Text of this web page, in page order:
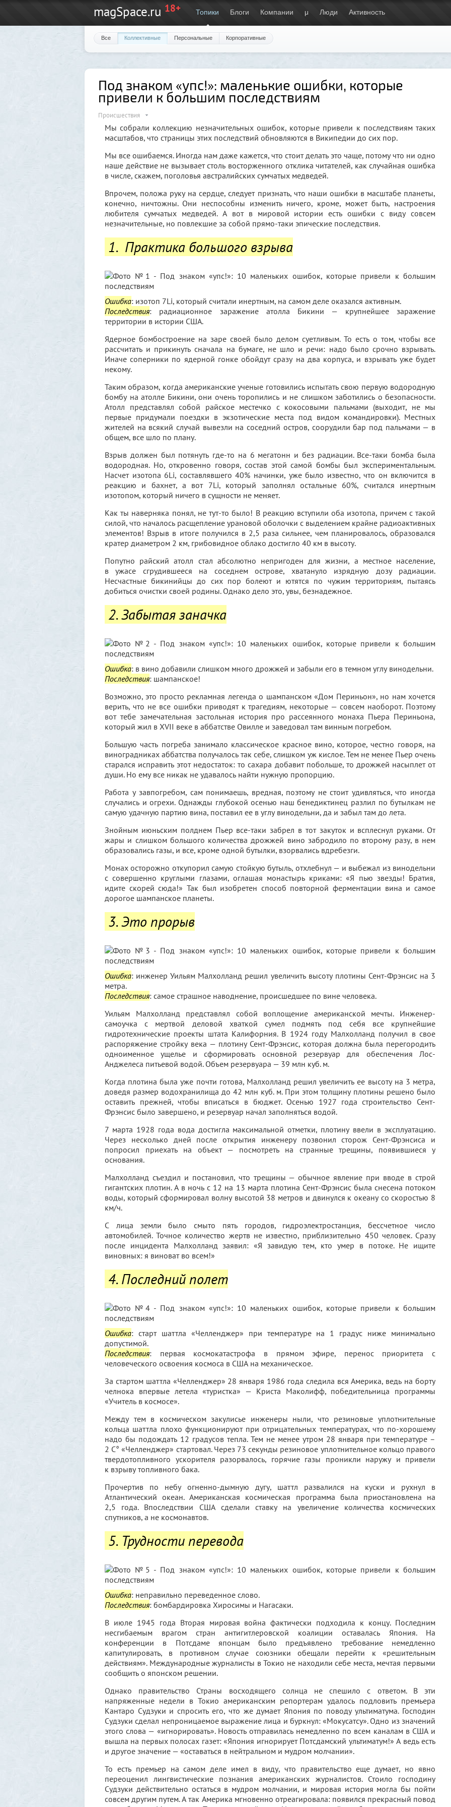
magSpace.ru 18+ Топики Блоги Компании μ Люди Активность
Все Коллективные Персональные Корпоративные
Под знаком «упс!»: маленькие ошибки, которые
привели к большим последствиям
Происшествия
Мы собрали коллекцию незначительных ошибок, которые привели к последствиям таких
масштабов, что страницы этих последствий обновляются в Википедии до сих пор.
Мы все ошибаемся. Иногда нам даже кажется, что стоит делать это чаще, потому что ни одно
наше действие не вызывает столь восторженного отклика читателей, как случайная ошибка
в числе, скажем, поголовья австралийских сумчатых медведей.
Впрочем, положа руку на сердце, следует признать, что наши ошибки в масштабе планеты,
конечно, ничтожны. Они неспособны изменить ничего, кроме, может быть, настроения
любителя сумчатых медведей. А вот в мировой истории есть ошибки с виду совсем
незначительные, но повлекшие за собой прямо-таки эпические последствия.
1. Практика большого взрыва
Ошибка: изотоп 7Li, который считали инертным, на самом деле оказался активным.
Последствия: радиационное заражение атолла Бикини — крупнейшее заражение
территории в истории США.
Ядерное бомбостроение на заре своей было делом суетливым. То есть о том, чтобы все
рассчитать и прикинуть сначала на бумаге, не шло и речи: надо было срочно взрывать.
Иначе соперники по ядерной гонке обойдут сразу на два корпуса, и взрывать уже будет
некому.
Таким образом, когда американские ученые готовились испытать свою первую водородную
бомбу на атолле Бикини, они очень торопились и не слишком заботились о безопасности.
Атолл представлял собой райское местечко с кокосовыми пальмами (выходит, не мы
первые придумали поездки в экзотические места под видом командировки). Местных
жителей на всякий случай вывезли на соседний остров, соорудили бар под пальмами — в
общем, все шло по плану.
Взрыв должен был потянуть где-то на 6 мегатонн и без радиации. Все-таки бомба была
водородная. Но, откровенно говоря, состав этой самой бомбы был экспериментальным.
Насчет изотопа 6Li, составлявшего 40% начинки, уже было известно, что он включится в
реакцию и бахнет, а вот 7Li, который заполнял остальные 60%, считался инертным
изотопом, который ничего в сущности не меняет.
Как ты наверняка понял, не тут-то было! В реакцию вступили оба изотопа, причем с такой
силой, что началось расщеп­ление урановой оболочки с выделением крайне радиоактивных
элементов! Взрыв в итоге получился в 2,5 раза сильнее, чем планировалось, образовался
кратер диаметром 2 км, грибовидное облако достигло 40 км в высоту.
Попутно райский атолл стал абсолютно непригоден для жизни, а местное население,
в ужасе сгрудившееся на соседнем острове, хватануло изрядную дозу радиации.
Несчастные бикинийцы до сих пор болеют и ютятся по чужим территориям, пытаясь
добиться очистки своей родины. Однако дело это, увы, безнадежное.
2. Забытая заначка
Ошибка: в вино добавили слишком много дрожжей и забыли его в темном углу винодельни.
Последствия: шампанское!
Возможно, это просто рекламная легенда о шампанском «Дом Периньон», но нам хочется
верить, что не все ошибки приводят к трагедиям, некоторые — совсем наоборот. Поэтому
вот тебе замечательная застольная история про рассеянного монаха Пьера Периньона,
который жил в XVII веке в аббатстве Овилле и заведовал там винным погребом.
Большую часть погреба занимало классическое красное вино, которое, честно говоря, на
виноградниках аббатства получалось так себе, слишком уж кислое. Тем не менее Пьер очень
старался исправить этот недостаток: то сахара добавит побольше, то дрожжей насыплет от
души. Но ему все никак не удавалось найти нужную пропорцию.
Работа у зав­погребом, сам понимаешь, вредная, поэтому не стоит удивляться, что иногда
случались и огрехи. Однажды глубокой осенью наш бенедиктинец разлил по бутылкам не
самую удачную партию вина, поставил ее в углу винодельни, да и забыл там до лета.
Знойным июньским полднем Пьер все-таки забрел в тот закуток и всплеснул руками. От
жары и слишком большого количества дрожжей вино забродило по второму разу, в нем
образовались газы, и все, кроме одной бутылки, взорвались вдребезги.
Монах осторожно откупорил самую стойкую бутыль, отхлебнул — и выбежал из винодельни
с совершенно круглыми глазами, оглашая монастырь криками: «Я пью звезды! Братия,
идите скорей сюда!» Так был изобретен способ повторной ферментации вина и самое
дорогое шампанское планеты.
3. Это прорыв
Ошибка: инженер Уильям Малхолланд решил увеличить высоту плотины Сент-Фрэнсис на 3
метра.
Последствия: самое страшное наводнение, происшедшее по вине человека.
Уильям Малхолланд представлял собой воплощение американской мечты. Инженер-
самоучка с мертвой деловой хваткой сумел подмять под себя все крупнейшие
гидротехнические проекты штата Калифорния. В 1924 году Малхолланд получил в свое
распоряжение стройку века — плотину Сент-Фрэнсис, которая должна была перегородить
одноименное ущелье и сформировать основной резервуар для обеспечения Лос-
Анджелеса питьевой водой. Объем резервуара — 39 млн куб. м.
Когда плотина была уже почти готова, Малхолланд решил увеличить ее высоту на 3 метра,
доведя размер водохранилища до 42 млн куб. м. При этом толщину плотины решено было
оставить прежней, чтобы вписаться в бюджет. Осенью 1927 года строительство Сент-
Фрэнсис было завершено, и резервуар начал заполняться водой.
7 марта 1928 года вода достигла максимальной отметки, плотину ввели в эксплуатацию.
Через несколько дней после открытия инженеру позвонил сторож Сент-Фрэнсиса и
попросил приехать на объект — посмотреть на странные трещины, появившиеся у
основания.
Малхолланд съездил и постановил, что трещины — обычное явление при вводе в строй
гигантских плотин. А в ночь с 12 на 13 марта плотина Сент-Фрэнсис была снесена потоком
воды, который сформировал волну высотой 38 метров и двинулся к океану со скоростью 8
км/ч.
С лица земли было смыто пять городов, гидроэлектростанция, бессчетное число
автомобилей. Точное количество жертв не известно, приблизительно 450 человек. Сразу
после инцидента Малхолланд заявил: «Я завидую тем, кто умер в потоке. Не ищите
виновных: я виноват во всем!»
4. Последний полет
Ошибка: старт шаттла «Челленджер» при температуре на 1 градус ниже минимально
допустимой.
Последствия: первая космокатастрофа в прямом эфире, перенос приоритета с
человеческого освоения космоса в США на механическое.
За стартом шаттла «Челленджер» 28 января 1986 года следила вся Америка, ведь на борту
челнока впервые летела «туристка» — Криста Маколифф, победительница программы
«Учитель в космосе».
Между тем в космическом закулисье инженеры ныли, что резиновые уплотнительные
кольца шаттла плохо функционируют при отрицательных температурах, что по-хорошему
надо бы подождать 12 градусов тепла. Тем не менее утром 28 января при температуре –
2 С° «Челленджер» стартовал. Через 73 секунды резиновое уплотнительное кольцо правого
твердотопливного ускорителя разорвалось, горячие газы проникли наружу и привели
к взрыву топливного бака.
Прочертив по небу огненно-дымную дугу, шаттл развалился на куски и рухнул в
Атлантический океан. Американская космическая программа была приостановлена на
2,5 года. Впоследствии США сделали ставку на увеличение количества космических
спутников, а не космонавтов.
5. Трудности перевода
Ошибка: неправильно переведенное слово.
Последствия: бомбардировка Хиросимы и Нагасаки.
В июле 1945 года Вторая мировая война фактически подходила к концу. Последним
несгибаемым врагом стран антигитлеровской коалиции оставалась Япония. На
конференции в Потсдаме японцам было предъявлено требование немедленно
капитулировать, в противном случае союзники обещали перейти к «решительным
действиям». Международные журналисты в Токио не находили себе места, мечтая первыми
сообщить о японском решении.
Однако правительство Страны восходящего солнца не спешило с ответом. В эти
напряженные недели в Токио американским репортерам удалось подловить премь­ера
Кантаро Судзуки и спросить его, что же думает Япония по поводу ультиматума. Господин
Судзуки сделал непроницаемое выражение лица и буркнул: «Мокусатсу». Одно из значений
этого слова — «игнорировать». Новость отправилась немедленно по всем каналам в США и
вышла на первых полосах газет: «Япония игнорирует Потсдамский ультиматум!» А ведь есть
и другое значение — «оставаться в нейт­ральном и мудром молчании».
То есть премьер на самом деле имел в виду, что правительство еще думает, но явно
переоценил лингвистические познания американских журналистов. Стоило господину
Судзуки действительно остаться в мудром молчании, и мировая история могла бы пойти
совсем другим путем. А так Америка мгновенно отреагировала: появился прекрасный повод